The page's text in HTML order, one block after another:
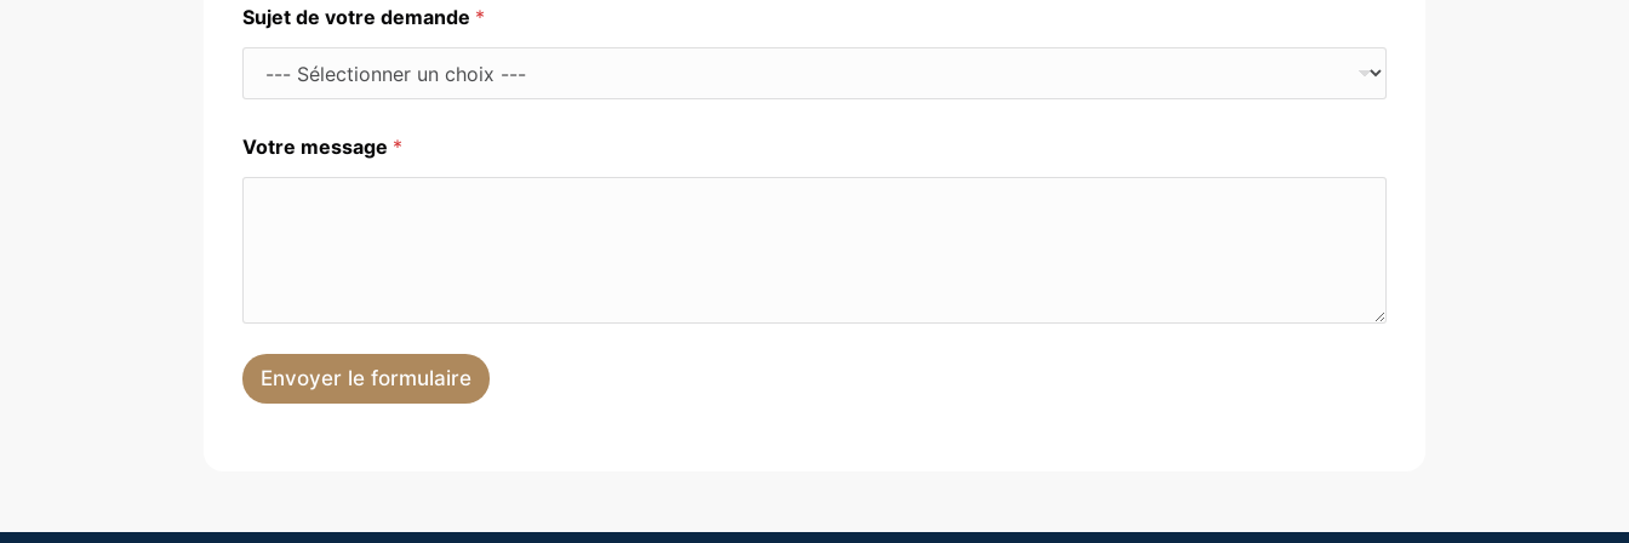
Sujet de votre demande *
Votre message *
Envoyer le formulaire